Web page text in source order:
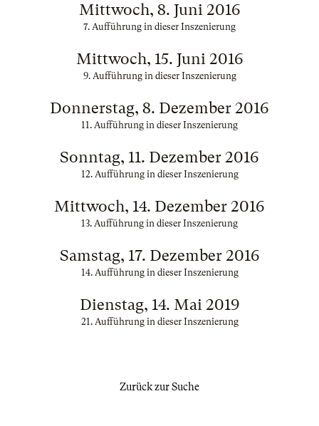
Mittwoch, 8. Juni 2016
7. Aufführung in dieser Inszenierung
Mittwoch, 15. Juni 2016
9. Aufführung in dieser Inszenierung
Donnerstag, 8. Dezember 2016
11. Aufführung in dieser Inszenierung
Sonntag, 11. Dezember 2016
12. Aufführung in dieser Inszenierung
Mittwoch, 14. Dezember 2016
13. Aufführung in dieser Inszenierung
Samstag, 17. Dezember 2016
14. Aufführung in dieser Inszenierung
Dienstag, 14. Mai 2019
21. Aufführung in dieser Inszenierung
Zurück zur Suche